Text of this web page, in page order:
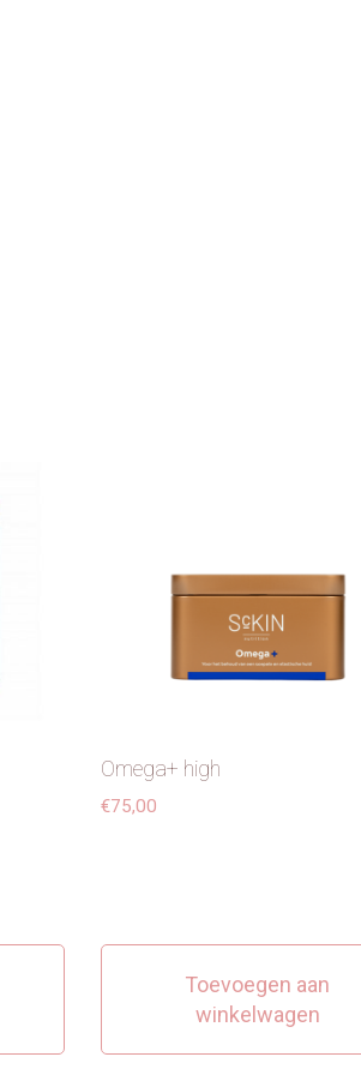
Omega+ high
€75,00
Toevoegen aan
winkelwagen